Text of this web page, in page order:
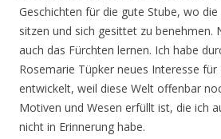
Geschichten für die gute Stube, wo
sitzen und sich gesittet zu benehmen.
auch das Fürchten lernen. Ich habe
Rosemarie Tüpker neues Interesse
entwickelt, weil diese Welt offenbar
Motiven und Wesen erfüllt ist, die ich
nicht in Erinnerung habe.